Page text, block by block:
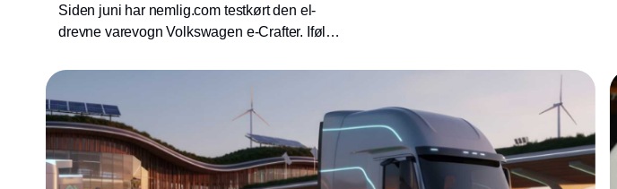
Siden juni har nemlig.com testkørt den el-
drevne varevogn Volkswagen e-Crafter. Ifølge
Plenge, er tilbagemeldingerne gode, men
tilfredsstillende.